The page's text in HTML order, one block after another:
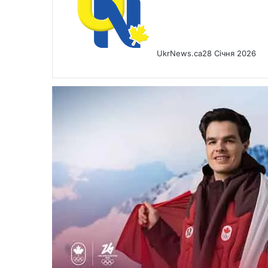
UkrNews.ca28 Січня 2026